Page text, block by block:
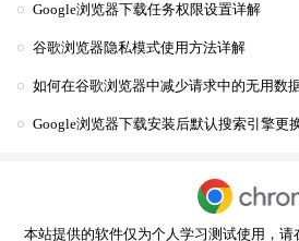
Google浏览器下载任务权限设置详解
谷歌浏览器隐私模式使用方法详解
如何在谷歌浏览器中减少请求中的无用数
Google浏览器下载安装后默认搜索引擎更
本站提供的软件仅为个人学习测试使用，请